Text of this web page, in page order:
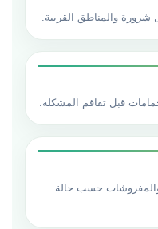
شرورة والمناطق القريبة.
قبل تفاقم المشكلة.
حسب حالة